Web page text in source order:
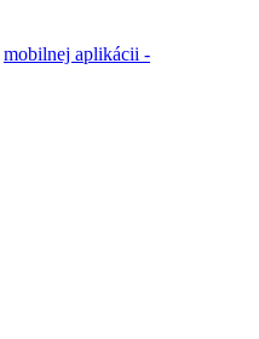
mobilnej aplikácii -